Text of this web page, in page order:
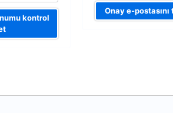
kontrol
Onay e-